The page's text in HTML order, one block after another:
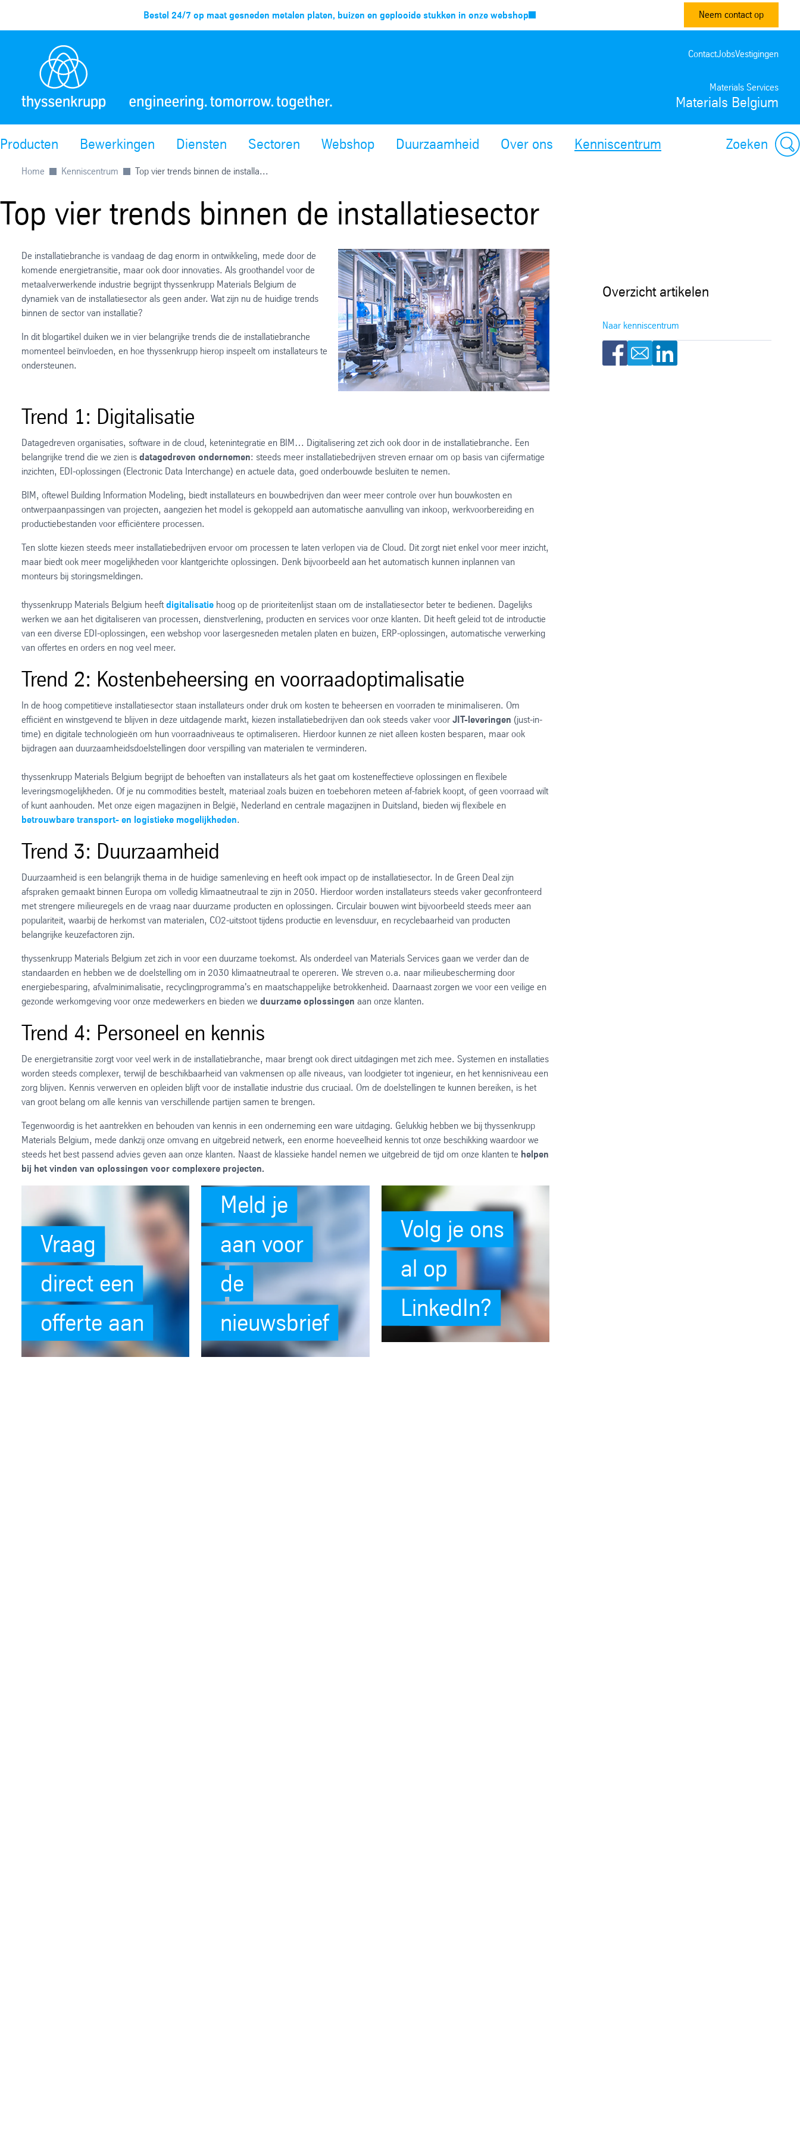
Bestel 24/7 op maat gesneden metalen platen, buizen en geplooide stukken in onze webshop Neem contact op
Materials Services
Materials Belgium
ContactJobsVestigingen
Producten Bewerkingen Diensten Sectoren Webshop Duurzaamheid Over ons Kenniscentrum Zoeken
Home Kenniscentrum Top vier trends binnen de installa...
Top vier trends binnen de installatiesector
De installatiebranche is vandaag de dag enorm in ontwikkeling, mede door de
komende energietransitie, maar ook door innovaties. Als groothandel voor de
metaalverwerkende industrie begrijpt thyssenkrupp Materials Belgium de
dynamiek van de installatiesector als geen ander. Wat zijn nu de huidige trends
binnen de sector van installatie?
In dit blogartikel duiken we in vier belangrijke trends die de installatiebranche
momenteel beïnvloeden, en hoe thyssenkrupp hierop inspeelt om installateurs te
ondersteunen.
Trend 1: Digitalisatie
Datagedreven organisaties, software in de cloud, ketenintegratie en BIM… Digitalisering zet zich ook door in de installatiebranche. Een
belangrijke trend die we zien is datagedreven ondernemen: steeds meer installatiebedrijven streven ernaar om op basis van cijfermatige
inzichten, EDI-oplossingen (Electronic Data Interchange) en actuele data, goed onderbouwde besluiten te nemen.
BIM, oftewel Building Information Modeling, biedt installateurs en bouwbedrijven dan weer meer controle over hun bouwkosten en
ontwerpaanpassingen van projecten, aangezien het model is gekoppeld aan automatische aanvulling van inkoop, werkvoorbereiding en
productiebestanden voor efficiëntere processen.
Ten slotte kiezen steeds meer installatiebedrijven ervoor om processen te laten verlopen via de Cloud. Dit zorgt niet enkel voor meer inzicht,
maar biedt ook meer mogelijkheden voor klantgerichte oplossingen. Denk bijvoorbeeld aan het automatisch kunnen inplannen van
monteurs bij storingsmeldingen.
thyssenkrupp Materials Belgium heeftdigitalisatie hoog op de prioriteitenlijst staan om de installatiesector beter te bedienen. Dagelijks
werken we aan het digitaliseren van processen, dienstverlening, producten en services voor onze klanten. Dit heeft geleid tot de introductie
van een diverse EDI-oplossingen, een webshop voor lasergesneden metalen platen en buizen, ERP-oplossingen, automatische verwerking
van offertes en orders en nog veel meer.
Trend 2: Kostenbeheersing en voorraadoptimalisatie
In de hoog competitieve installatiesector staan installateurs onder druk om kosten te beheersen en voorraden te minimaliseren. Om
efficiënt en winstgevend te blijven in deze uitdagende markt, kiezen installatiebedrijven dan ook steeds vaker voor JIT-leveringen (just-in-
time) en digitale technologieën om hun voorraadniveaus te optimaliseren. Hierdoor kunnen ze niet alleen kosten besparen, maar ook
bijdragen aan duurzaamheidsdoelstellingen door verspilling van materialen te verminderen.
thyssenkrupp Materials Belgium begrijpt de behoeften van installateurs als het gaat om kosteneffectieve oplossingen en flexibele
leveringsmogelijkheden. Of je nu commodities bestelt, materiaal zoals buizen en toebehoren meteen af-fabriek koopt, of geen voorraad wilt
of kunt aanhouden. Met onze eigen magazijnen in België, Nederland en centrale magazijnen in Duitsland, bieden wij flexibele en
betrouwbare transport- en logistieke mogelijkheden.
Trend 3: Duurzaamheid
Duurzaamheid is een belangrijk thema in de huidige samenleving en heeft ook impact op de installatiesector. In de Green Deal zijn
afspraken gemaakt binnen Europa om volledig klimaatneutraal te zijn in 2050. Hierdoor worden installateurs steeds vaker geconfronteerd
met strengere milieuregels en de vraag naar duurzame producten en oplossingen. Circulair bouwen wint bijvoorbeeld steeds meer aan
populariteit, waarbij de herkomst van materialen, CO2-uitstoot tijdens productie en levensduur, en recyclebaarheid van producten
belangrijke keuzefactoren zijn.
thyssenkrupp Materials Belgium zet zich in voor een duurzame toekomst. Als onderdeel van Materials Services gaan we verder dan de
standaarden en hebben we de doelstelling om in 2030 klimaatneutraal te opereren. We streven o.a. naar milieubescherming door
energiebesparing, afvalminimalisatie, recyclingprogramma's en maatschappelijke betrokkenheid. Daarnaast zorgen we voor een veilige en
gezonde werkomgeving voor onze medewerkers en bieden we duurzame oplossingen aan onze klanten.
Trend 4: Personeel en kennis
De energietransitie zorgt voor veel werk in de installatiebranche, maar brengt ook direct uitdagingen met zich mee. Systemen en installaties
worden steeds complexer, terwijl de beschikbaarheid van vakmensen op alle niveaus, van loodgieter tot ingenieur, en het kennisniveau een
zorg blijven. Kennis verwerven en opleiden blijft voor de installatie industrie dus cruciaal. Om de doelstellingen te kunnen bereiken, is het
van groot belang om alle kennis van verschillende partijen samen te brengen.
Tegenwoordig is het aantrekken en behouden van kennis in een onderneming een ware uitdaging. Gelukkig hebben we bij thyssenkrupp
Materials Belgium, mede dankzij onze omvang en uitgebreid netwerk, een enorme hoeveelheid kennis tot onze beschikking waardoor we
steeds het best passend advies geven aan onze klanten. Naast de klassieke handel nemen we uitgebreid de tijd om onze klanten te helpen
bij het vinden van oplossingen voor complexere projecten.
Vraag
direct een
offerte aan
Meld je
aan voor
de
nieuwsbrief
Volg je ons
al op
LinkedIn?
Overzicht artikelen
Naar kenniscentrum